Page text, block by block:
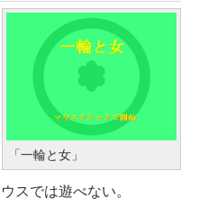
SSD、1080p FaceT
カメラ、Touch ID - インデ
年延長 AppleCare+ for 13
Neo(A18 Pro)|ダ
ド版
保護 15.6 16インチ パ
フトカード - 2,000 Robu
バーチャルアイテムを含
ンラインゲームコード】
クス | オンラインコード版
て身につくHTML & CSS
ザイン入門講座［第2版］
いちばんやさしい 教
エンジニア 初心者 素人 で
い方 マニュアル AI副業に
なし、メタリックブラッ
Kindle Paperwhite (16G
チディスプレイ、色調調節
12週間持続バッテリー、
、ブラック
「一輪と女」
スでは遊べない。